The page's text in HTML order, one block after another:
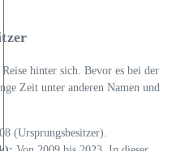
hinter sich. Bevor es bei der
Zeit unter anderen Namen und
(Ursprungsbesitzer).